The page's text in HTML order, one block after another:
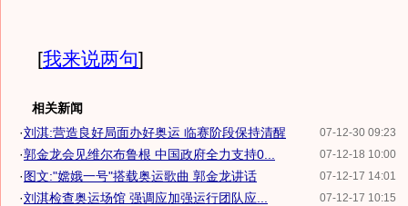
[我来说两句]
相关新闻
07-12-30 09:23
·刘淇:营造良好局面办好奥运 临赛阶段保持清醒
07-12-18 10:00
·郭金龙会见维尔布鲁根 中国政府全力支持0...
07-12-17 14:01
·图文:"嫦娥一号"搭载奥运歌曲 郭金龙讲话
07-12-17 10:15
·刘淇检查奥运场馆 强调应加强运行团队应...